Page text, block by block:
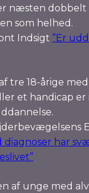
næsten dobbelt
som helhed.
Indsigt ”Er
tre 18-årige
et handicap er
diagnoser har
af unge med